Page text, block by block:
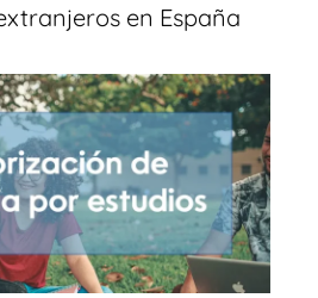
en España